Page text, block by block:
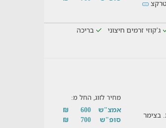
ג'קוזי זרמים חיצוני
בריכה
בצימר
מחיר לזוג, החל מ:
אמצ"ש 600
₪
סופ"ש
700
₪